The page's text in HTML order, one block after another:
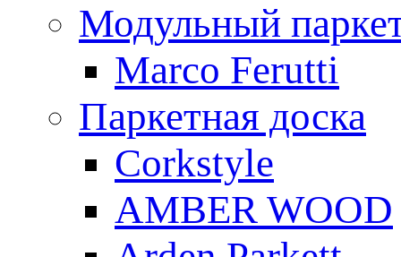
Модульный
Marco Ferutti
Паркетная доска
Corkstyle
AMBER WOOD